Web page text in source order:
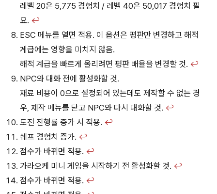
레벨 20은 5,775 경험치 / 레벨 40은 50,017 경험치 필
요. ↩︎
ESC 메뉴를 열면 적용. 이 옵션은 평판만 변경하고 해적
계급에는 영향을 미치지 않음.
해적 계급을 빠르게 올리려면 평판 배율을 변경할 것. ↩︎
NPC와 대화 전에 활성화할 것.
재료 비용이 0으로 설정되어 있는데도 제작할 수 없는 경
우, 제작 메뉴를 닫고 NPC와 다시 대화할 것. ↩︎
도전 진행률 증가 시 적용. ↩︎
쉐프 경험치 증가. ↩︎
점수가 바뀌면 적용. ↩︎
가라오케 미니 게임을 시작하기 전 활성화할 것. ↩︎
점수가 바뀌면 적용. ↩︎